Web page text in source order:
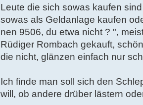
Leute die sich sowas kaufen
sowas als Geldanlage kaufen
nen 9506, du etwa nicht ? ",
Rüdiger Rombach gekauft,
die nicht, glänzen einfach nur
Ich finde man soll sich den
will, ob andere drüber lästern